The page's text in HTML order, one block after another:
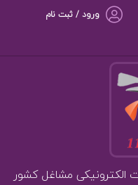
ورود / ثبت نام